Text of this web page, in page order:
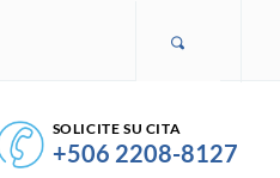
SOLICITE SU CITA
+506 2208-8127